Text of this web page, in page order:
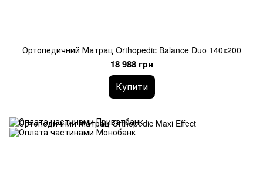
Ортопедичний Матрац Orthopedic Balance Duo 140х200
18 988 грн
Купити